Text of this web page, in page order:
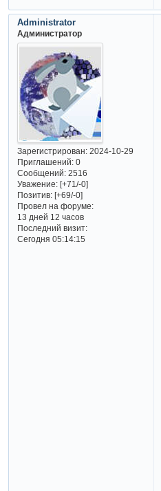
Administrator
Администратор
Зарегистрирован: 2024-10-29
Приглашений:0
Сообщений:2516
Уважение: [+71/-0]
Позитив: [+69/-0]
Провел на форуме:
13 дней 12 часов
Последний визит:
Сегодня 05:14:15